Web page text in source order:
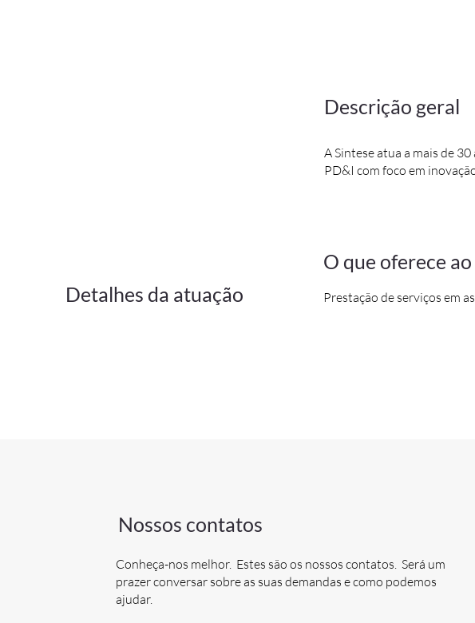
Descrição geral
A Sintese atua a mais de
PD&I com foco em
Detalhes da atuação
O que oferece
Prestação de serviços em
Nossos contatos
Conheça-nos melhor. Estes são os nossos contatos. Será um
prazer conversar sobre as suas demandas e como podemos
ajudar.